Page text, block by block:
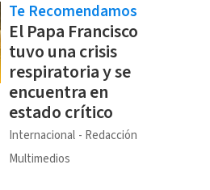
Te Recomendamos
El Papa Francisco
tuvo una crisis
respiratoria y se
encuentra en
estado crítico
Internacional
Redacción
Multimedios